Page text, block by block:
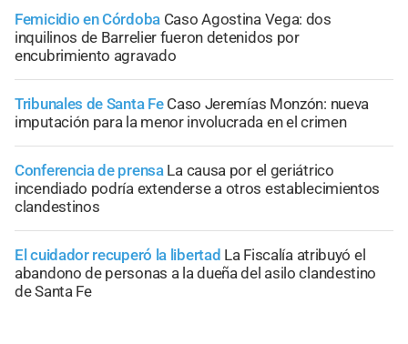
Femicidio en Córdoba Caso Agostina Vega: dos
inquilinos de Barrelier fueron detenidos por
encubrimiento agravado
Tribunales de Santa Fe Caso Jeremías Monzón: nueva
imputación para la menor involucrada en el crimen
Conferencia de prensa La causa por el geriátrico
incendiado podría extenderse a otros establecimientos
clandestinos
El cuidador recuperó la libertad La Fiscalía atribuyó el
abandono de personas a la dueña del asilo clandestino
de Santa Fe